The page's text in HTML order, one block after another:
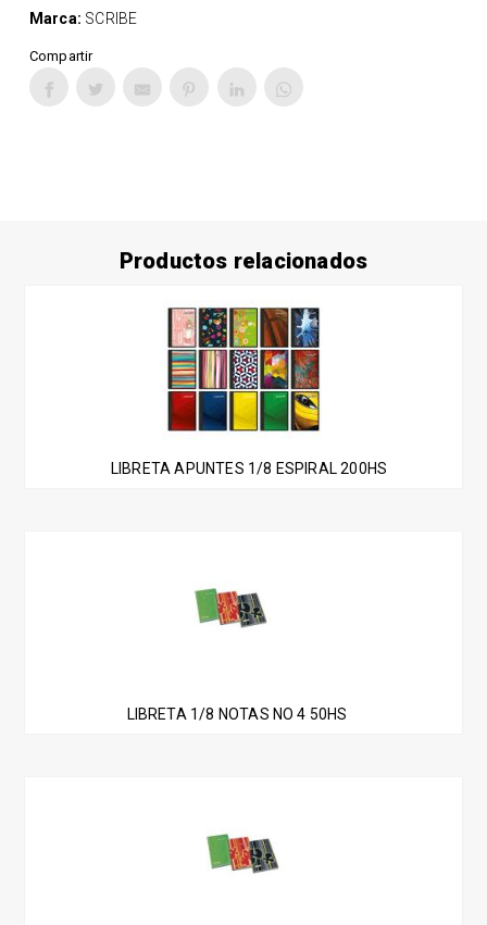
Marca: SCRIBE
Compartir
Productos relacionados
LIBRETA APUNTES 1/8 ESPIRAL 200HS
LIBRETA 1/8 NOTAS NO 4 50HS